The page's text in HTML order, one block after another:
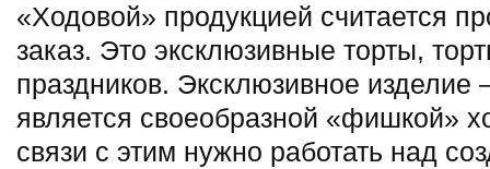
«Ходовой» продукцией считается
заказ. Это эксклюзивные торты,
праздников. Эксклюзивное изделие
является своеобразной «фишкой»
связи с этим нужно работать над